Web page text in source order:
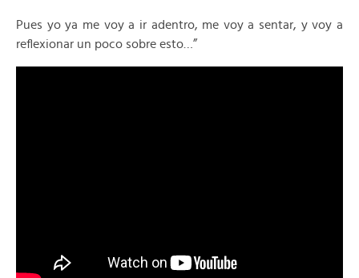
Pues yo ya me voy a ir adentro, me voy a sentar, y voy a
reflexionar un poco sobre esto…”